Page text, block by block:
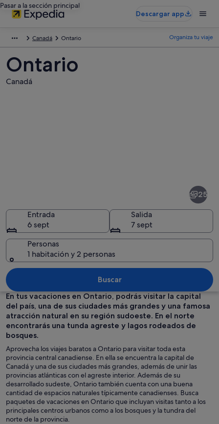
Pasar a la sección principal
Descargar app
Canadá Ontario Organiza tu viaje
Ontario
Canadá
Un gran castillo con una fuente en
25
Entrada
6 sept
Salida
7 sept
Personas
1 habitación y 2 personas
Buscar
En tus vacaciones en Ontario, podrás visitar la capital
del país, una de sus ciudades más grandes y una famosa
atracción natural en su región sudoeste. En el norte
encontrarás una tunda agreste y lagos rodeados de
bosques.
Aprovecha los viajes baratos a Ontario para visitar toda esta
provincia central canadiense. En ella se encuentra la capital de
Canadá y una de sus ciudades más grandes, además de unir las
provincias atlánticas con el agreste interior. Además de su
desarrollado sudeste, Ontario también cuenta con una buena
cantidad de espacios naturales típicamente canadienses. Busca
paquetes de vacaciones en Ontario que incluyan visitas tanto a los
principales centros urbanos como a los bosques y la tundra del
norte de la provincia.